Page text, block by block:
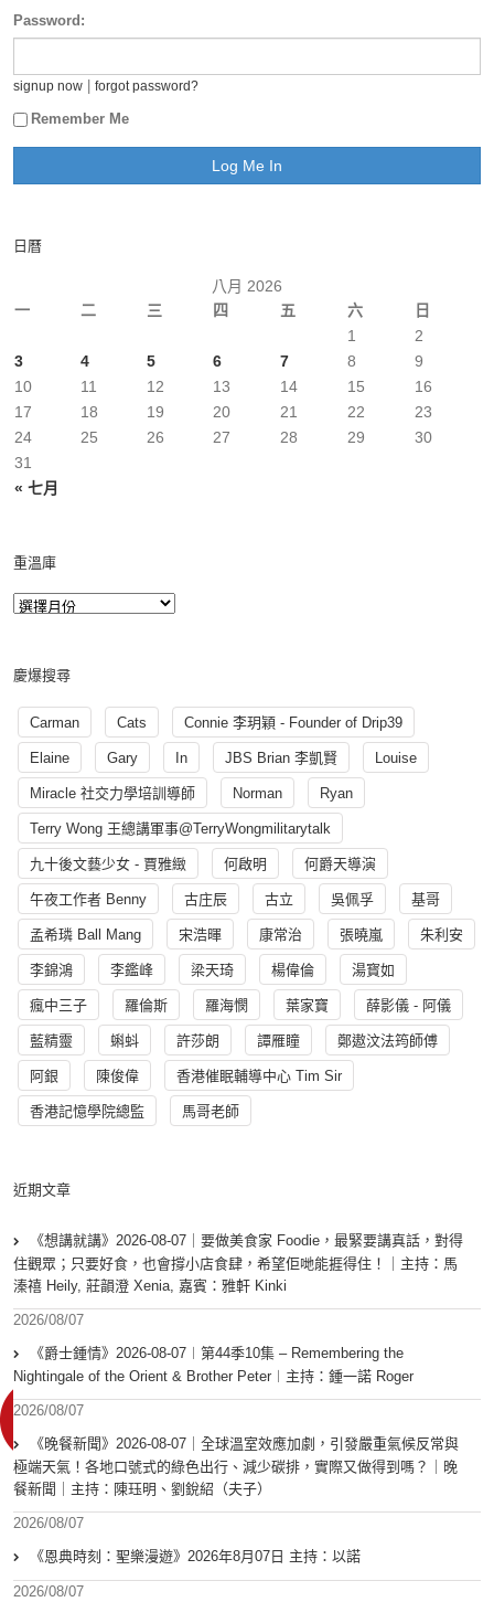
Password:
signup now forgot password?
Remember Me
日曆
八月 2026
一
二 三 四 五 六 日
« 七月
1
2
3
4 5 6 7 8
9
10
11 12 13 14 15
16
17
18 19 20 21 22
23
24
25 26 27 28 29
30
31
重溫庫
慶爆搜尋
Carman Cats Connie 李玥穎 - Founder of Drip39
Elaine Gary In JBS Brian 李凱賢 Louise
Miracle 社交力學培訓導師 Norman Ryan
Terry Wong 王總講軍事@TerryWongmilitarytalk
九十後文藝少女 - 賈雅緻 何啟明 何爵天導演
午夜工作者 Benny 古庄辰 古立 吳佩孚 基哥
孟希璘 Ball Mang 宋浩暉 康常治 張曉嵐 朱利安
李錦鴻 李鑑峰 梁天琦 楊偉倫 湯寳如
瘋中三子 羅倫斯 羅海憫 葉家寶 薛影儀 - 阿儀
藍精靈 蝌蚪 許莎朗 譚雁瞳 鄭遨汶法筠師傅
阿銀 陳俊偉 香港催眠輔導中心 Tim Sir
香港記憶學院總監 馬哥老師
近期文章
《想講就講》2026-08-07｜要做美食家 Foodie，最緊要講真話，對得
住觀眾；只要好食，也會撐小店食肆，希望佢哋能捱得住！｜主持：馬
溱禧 Heily, 莊韻澄 Xenia, 嘉賓：雅軒 Kinki
2026/08/07
《爵士鍾情》2026-08-07︱第44季10集 – Remembering the
Nightingale of the Orient & Brother Peter︱主持：鍾一諾 Roger
2026/08/07
《晚餐新聞》2026-08-07｜全球溫室效應加劇，引發嚴重氣候反常與
極端天氣！各地口號式的綠色出行、減少碳排，實際又做得到嗎？｜晚
餐新聞｜主持：陳珏明、劉銳紹（夫子）
2026/08/07
《恩典時刻：聖樂漫遊》2026年8月07日 主持：以諾
2026/08/07